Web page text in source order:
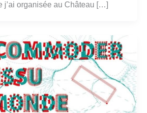
j’ai organisée au Château […]